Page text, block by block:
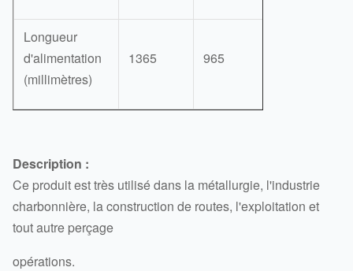
Longueur
d'alimentation
(millimètres)
1365 965
Description :
Ce produit est très utilisé dans la métallurgie, l'industrie
charbonnière, la construction de routes, l'exploitation et
tout autre perçage
opérations.